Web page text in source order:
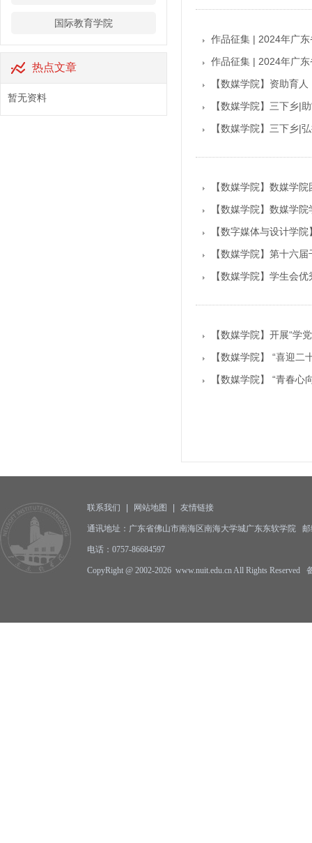
国际教育学院
热点文章
暂无资料
作品征集 | 2024年广
作品征集 | 2024年广
【数媒学院】资助育
【数媒学院】三下乡|
【数媒学院】三下乡|
【数媒学院】数媒学
【数媒学院】数媒学
【数字媒体与设计学
【数媒学院】第十六
【数媒学院】学生会
【数媒学院】开展“学
【数媒学院】 “喜迎
【数媒学院】 “青春
联系我们 网站地图 友情链接
通讯地址：广东省佛山市南海区南海大学城广东东软学院 邮
电话：0757-86684597
CopyRight @ 2002-2026 www.nuit.edu.cn All Rights Reserved